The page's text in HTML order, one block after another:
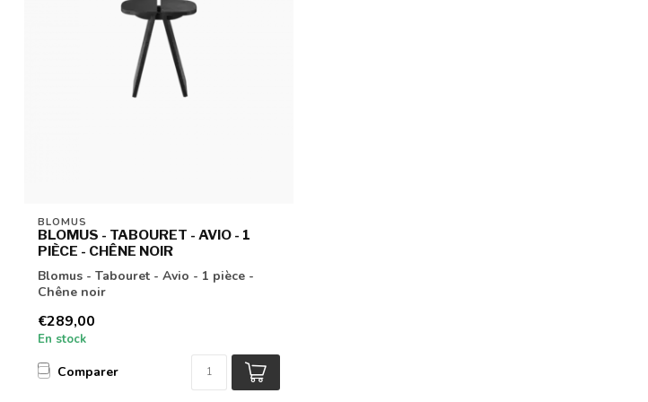
BLOMUS
BLOMUS - TABOURET - AVIO - 1
PIÈCE - CHÊNE NOIR
Blomus - Tabouret - Avio - 1 pièce -
Chêne noir
€289,00
En stock
Comparer